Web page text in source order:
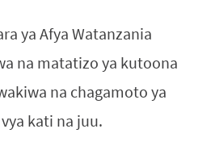
ya Afya Watanzania
na matatizo ya kutoona
na chagamoto ya
kati na juu.